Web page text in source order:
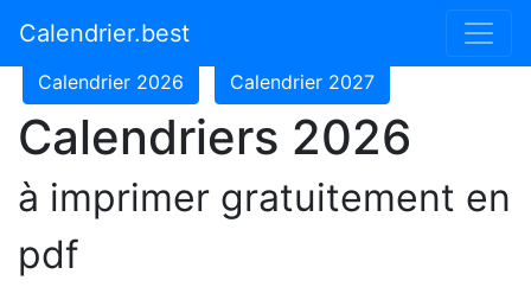
Calendrier.best
Calendrier 2024
Calendrier 2026 Calendrier 2027
Calendriers 2026
à imprimer gratuitement en
pdf